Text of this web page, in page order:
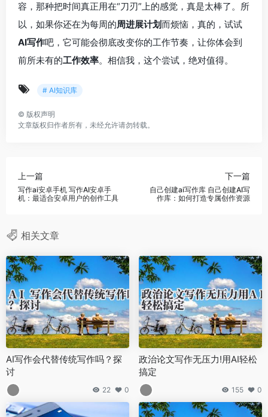
容，那种把时间真正用在“刀刃”上的感觉，真是太棒了。所
以，如果你还在为每周的周进展计划而烦恼，真的，试试
AI写作吧，它可能会彻底改变你的工作节奏，让你体会到
前所未有的工作效率。相信我，这个尝试，绝对值得。
# AI知识库
© 版权声明
文章版权归作者所有，未经允许请勿转载。
上一篇
写作ai安卓手机 写作AI安卓手
机：最适合安卓用户的创作工具
下一篇
自己创建ai写作库 自己创建AI写
作库：如何打造专属创作资源
相关文章
AI写作会代替传统写作吗？探
讨
22 0
政治论文写作无压力!用AI轻松
搞定
155 0